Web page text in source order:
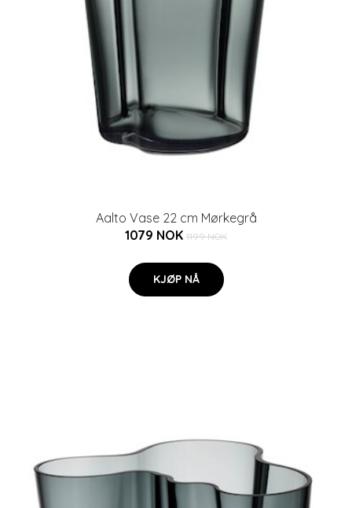
Aalto Vase 22 cm Mørkegrå
1079 NOK 1199 NOK
KJØP NÅ